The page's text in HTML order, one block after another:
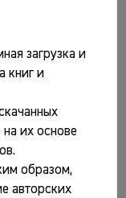
с., ил.
Вып. 114.
и Средней
1968. 135 с.,
Л.: Наука,
№ 141)
загрузка и
книг и
их основе
образом,
авторских